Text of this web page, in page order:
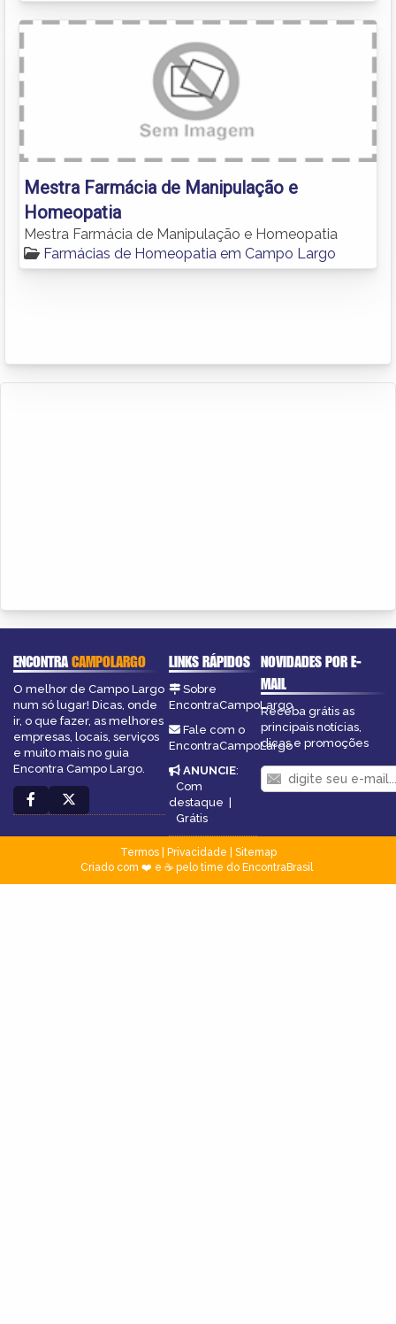
Mestra Farmácia de Manipulação e
Homeopatia
Mestra Farmácia de Manipulação e Homeopatia
Farmácias de Homeopatia em Campo Largo
ENCONTRACAMPOLARGO
O melhor de Campo Largo
num só lugar! Dicas, onde
ir, o que fazer, as melhores
empresas, locais, serviços
e muito mais no guia
Encontra Campo Largo.
LINKS RÁPIDOS
Sobre
EncontraCampoLargo
Fale com o
EncontraCampoLargo
ANUNCIE:
Com
destaque |
Grátis
NOVIDADES POR E-
MAIL
Receba grátis as
principais notícias,
dicas e promoções
Termos| Privacidade
Sitemap
Criado com ❤️ e ☕ pelo time do EncontraBrasil